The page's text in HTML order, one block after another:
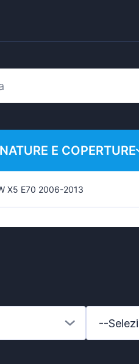
E COPERTURE
X5 E70 2006-2013
--